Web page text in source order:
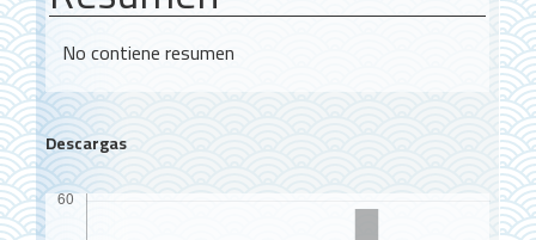
No contiene resumen
Descargas